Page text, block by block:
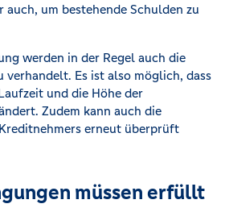
auch, um bestehende Schulden zu
werden in der Regel auch die
Es ist also möglich, dass
und die Höhe der
Zudem kann auch die
erneut überprüft
müssen erfüllt